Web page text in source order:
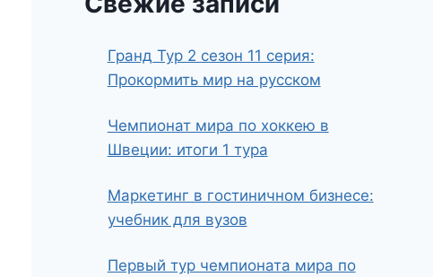
Гранд Тур 2 сезон 11 серия:
Прокормить мир на русском
Чемпионат мира по хоккею в
Швеции: итоги 1 тура
Маркетинг в гостиничном бизнесе:
учебник для вузов
Первый тур чемпионата мира по